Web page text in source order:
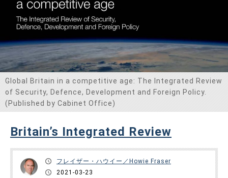
Global Britain in a competitive age: The Integrated Review
of Security, Defence, Development and Foreign Policy.
(Published by Cabinet Office)
Britain’s Integrated Review
フレイザー・ハウイー／Howie Fraser
2021-03-23